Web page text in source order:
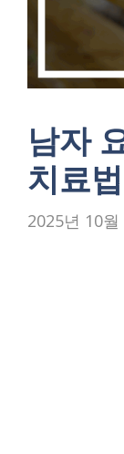
남자
치료
2025년 10월